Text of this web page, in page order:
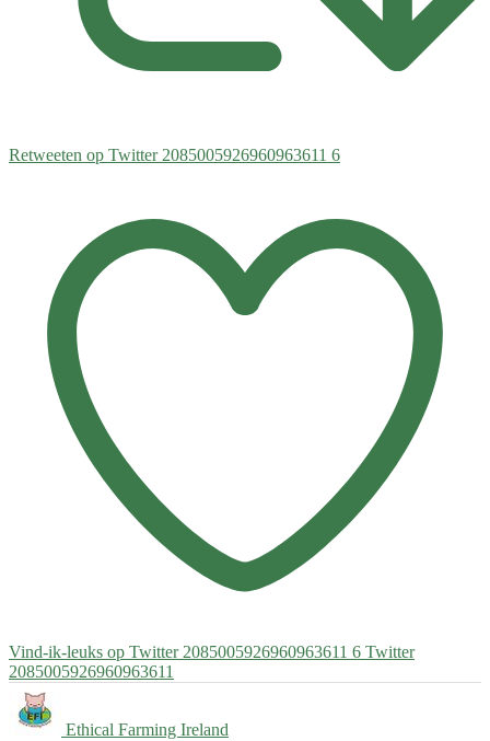
Retweeten op Twitter 2085005926960963611 6
Vind-ik-leuks op Twitter 2085005926960963611 6 Twitter
2085005926960963611
Ethical Farming Ireland